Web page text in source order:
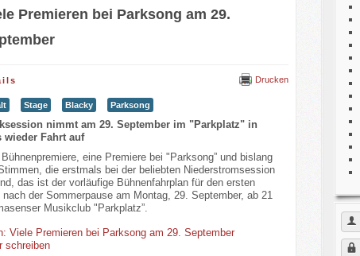
Premieren bei Parksong am 29.
Drucken
Stage Blacky Parksong
nimmt am 29. September im "Parkplatz" in
wieder Fahrt auf
eine Premiere bei "Parksong” und bislang
die erstmals bei der beliebten Niederstromsession
das ist der vorläufige Bühnenfahrplan für den ersten
nach der Sommerpause am Montag, 29. September, ab 21
Musikclub "Parkplatz”.
Viele Premieren bei Parksong am 29. September
schreiben